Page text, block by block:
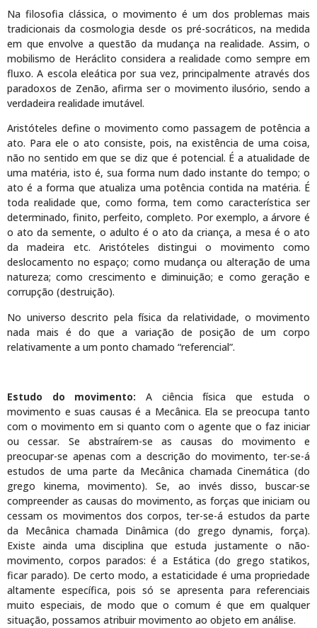
Na filosofia clássica, o movimento é um dos problemas mais
tradicionais da cosmologia desde os pré-socráticos, na medida
em que envolve a questão da mudança na realidade. Assim, o
mobilismo de Heráclito considera a realidade como sempre em
fluxo. A escola eleática por sua vez, principalmente através dos
paradoxos de Zenão, afirma ser o movimento ilusório, sendo a
verdadeira realidade imutável.
Aristóteles define o movimento como passagem de potência a
ato. Para ele o ato consiste, pois, na existência de uma coisa,
não no sentido em que se diz que é potencial. É a atualidade de
uma matéria, isto é, sua forma num dado instante do tempo; o
ato é a forma que atualiza uma potência contida na matéria. É
toda realidade que, como forma, tem como característica ser
determinado, finito, perfeito, completo. Por exemplo, a árvore é
o ato da semente, o adulto é o ato da criança, a mesa é o ato
da madeira etc. Aristóteles distingui o movimento como
deslocamento no espaço; como mudança ou alteração de uma
natureza; como crescimento e diminuição; e como geração e
corrupção (destruição).
No universo descrito pela física da relatividade, o movimento
nada mais é do que a variação de posição de um corpo
relativamente a um ponto chamado “referencial”.
Estudo do movimento: A ciência física que estuda o
movimento e suas causas é a Mecânica. Ela se preocupa tanto
com o movimento em si quanto com o agente que o faz iniciar
ou cessar. Se abstraírem-se as causas do movimento e
preocupar-se apenas com a descrição do movimento, ter-se-á
estudos de uma parte da Mecânica chamada Cinemática (do
grego kinema, movimento). Se, ao invés disso, buscar-se
compreender as causas do movimento, as forças que iniciam ou
cessam os movimentos dos corpos, ter-se-á estudos da parte
da Mecânica chamada Dinâmica (do grego dynamis, força).
Existe ainda uma disciplina que estuda justamente o não-
movimento, corpos parados: é a Estática (do grego statikos,
ficar parado). De certo modo, a estaticidade é uma propriedade
altamente específica, pois só se apresenta para referenciais
muito especiais, de modo que o comum é que em qualquer
situação, possamos atribuir movimento ao objeto em análise.